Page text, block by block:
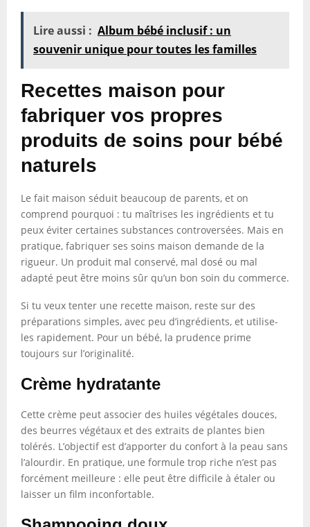
Lire aussi : Album bébé inclusif : un
souvenir unique pour toutes les familles
Recettes maison pour
fabriquer vos propres
produits de soins pour bébé
naturels
Le fait maison séduit beaucoup de parents, et on
comprend pourquoi : tu maîtrises les ingrédients et tu
peux éviter certaines substances controversées. Mais en
pratique, fabriquer ses soins maison demande de la
rigueur. Un produit mal conservé, mal dosé ou mal
adapté peut être moins sûr qu’un bon soin du commerce.
Si tu veux tenter une recette maison, reste sur des
préparations simples, avec peu d’ingrédients, et utilise-
les rapidement. Pour un bébé, la prudence prime
toujours sur l’originalité.
Crème hydratante
Cette crème peut associer des huiles végétales douces,
des beurres végétaux et des extraits de plantes bien
tolérés. L’objectif est d’apporter du confort à la peau sans
l’alourdir. En pratique, une formule trop riche n’est pas
forcément meilleure : elle peut être difficile à étaler ou
laisser un film inconfortable.